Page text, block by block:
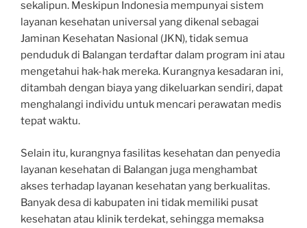
sekalipun. Meskipun Indonesia mempunyai sistem
layanan kesehatan universal yang dikenal sebagai
Jaminan Kesehatan Nasional (JKN), tidak semua
penduduk di Balangan terdaftar dalam program ini atau
mengetahui hak-hak mereka. Kurangnya kesadaran ini,
ditambah dengan biaya yang dikeluarkan sendiri, dapat
menghalangi individu untuk mencari perawatan medis
tepat waktu.
Selain itu, kurangnya fasilitas kesehatan dan penyedia
layanan kesehatan di Balangan juga menghambat
akses terhadap layanan kesehatan yang berkualitas.
Banyak desa di kabupaten ini tidak memiliki pusat
kesehatan atau klinik terdekat, sehingga memaksa